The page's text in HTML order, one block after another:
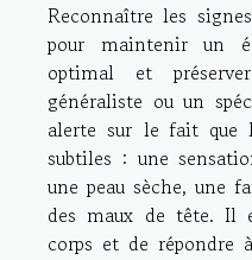
Reconnaître les
pour maintenir un
optimal et
généraliste ou un
alerte sur le fait que
subtiles : une
une peau sèche, une
des maux de tête. Il
corps et de répondre